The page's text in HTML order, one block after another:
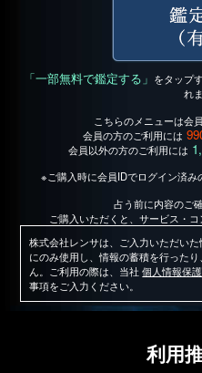
「一部無料で鑑定する」 をタップ
れ
こちらのメニューは会
会員の方のご利用には
会員以外の方のご利用には
※ご購入時に会員IDでログイン済み
占う前に内容のご
ご購入いただくと、サービス・
株式会社レンサは、ご入力いただい
にのみ使用し、情報の蓄積を行った
ん。ご利用の際は、当社個人情報保
事項をご入力ください。
利用